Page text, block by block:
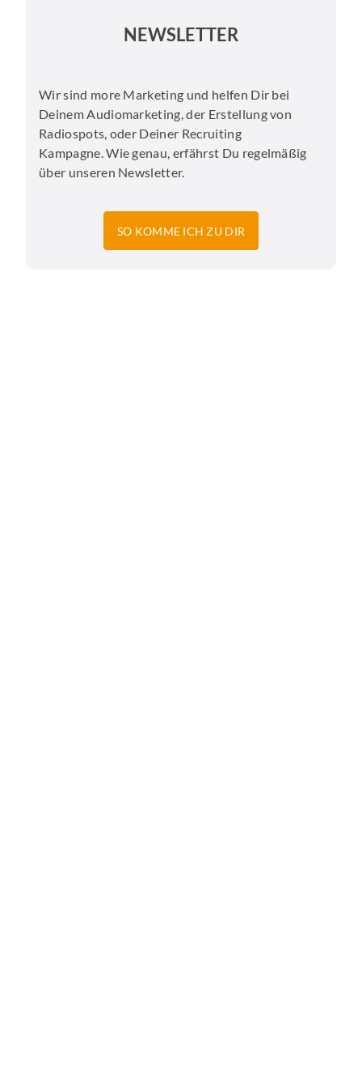
NEWSLETTER
Wir sind more Marketing und helfen Dir bei
Deinem Audiomarketing, der Erstellung von
Radiospots, oder Deiner Recruiting
Kampagne. Wie genau, erfährst Du regelmäßig
über unseren Newsletter.
SO KOMME ICH ZU DIR